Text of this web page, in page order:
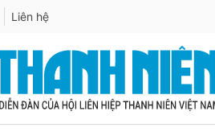
Liên hệ